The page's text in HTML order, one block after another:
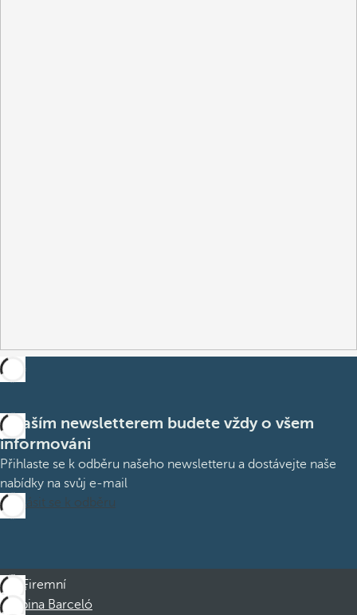
S naším newsletterem budete vždy o všem
informováni
Přihlaste se k odběru našeho newsletteru a dostávejte naše
nabídky na svůj e-mail
Přihlásit se k odběru
Firemní
Skupina Barceló